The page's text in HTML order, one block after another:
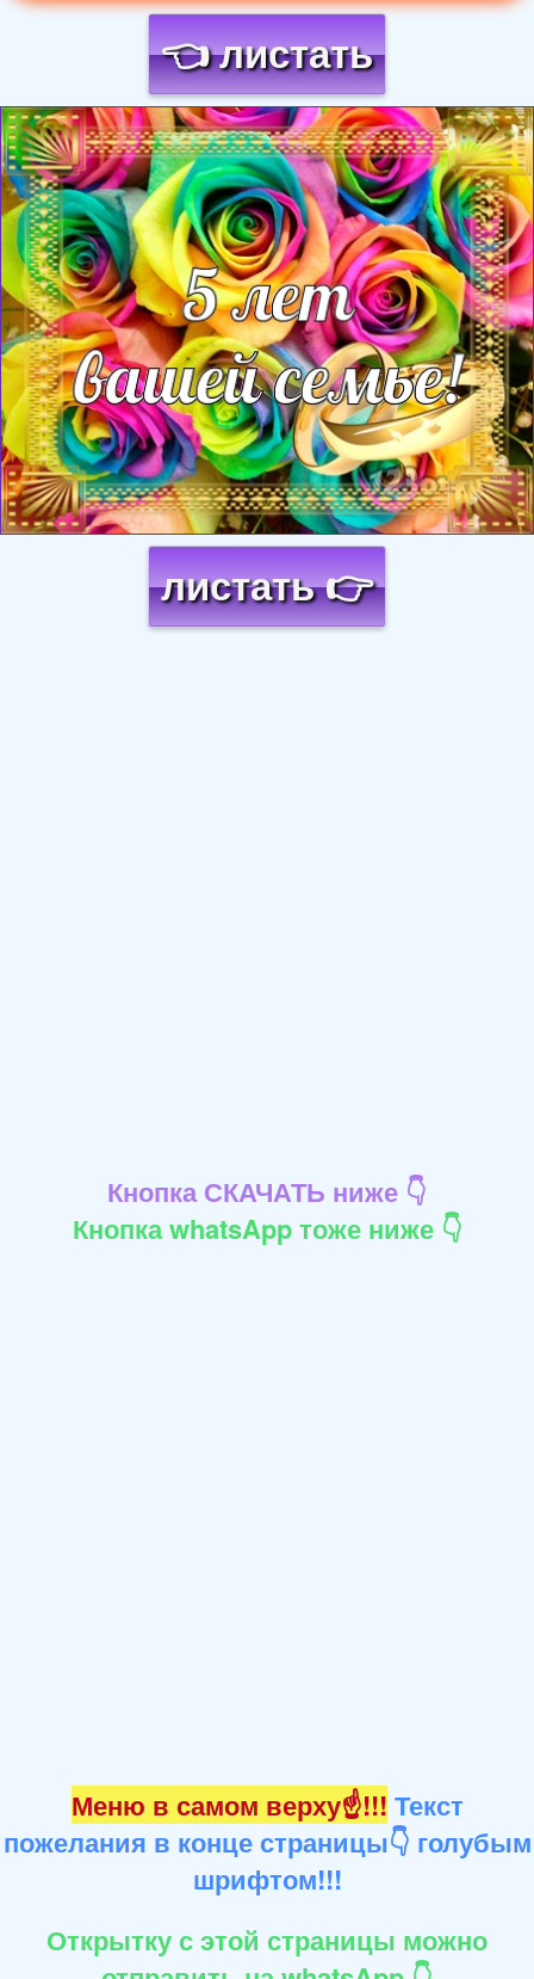
👈 листать
Загрузка картинки...
листать 👉
Кнопка СКАЧАТЬ ниже 👇
Кнопка whatsApp тоже ниже 👇
Меню в самом верху☝!!! Текст
пожелания в конце страницы👇 голубым
шрифтом!!!
Открытку с этой страницы можно